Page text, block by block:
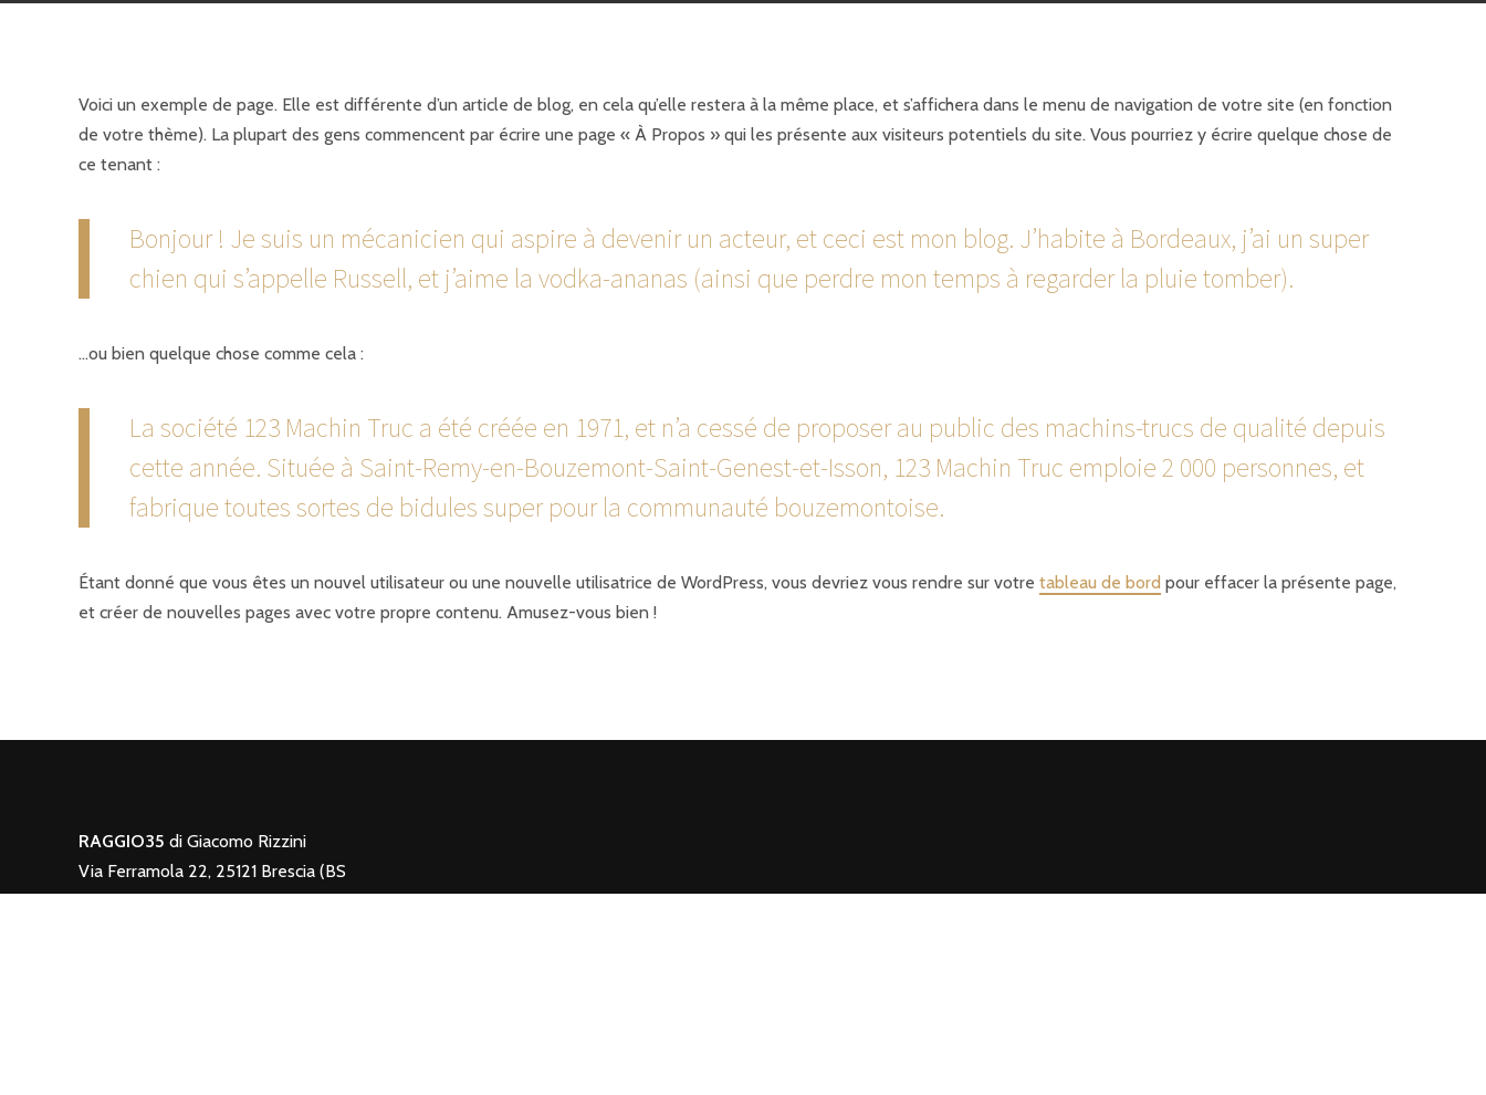
Voici un exemple de page. Elle est différente d’un article de blog, en cela qu’elle restera à la même place, et s’affichera dans le menu de navigation de votre site (en fonction
de votre thème). La plupart des gens commencent par écrire une page « À Propos » qui les présente aux visiteurs potentiels du site. Vous pourriez y écrire quelque chose de
ce tenant :
Bonjour ! Je suis un mécanicien qui aspire à devenir un acteur, et ceci est mon blog. J’habite à Bordeaux, j’ai un super
chien qui s’appelle Russell, et j’aime la vodka-ananas (ainsi que perdre mon temps à regarder la pluie tomber).
…ou bien quelque chose comme cela :
La société 123 Machin Truc a été créée en 1971, et n’a cessé de proposer au public des machins-trucs de qualité depuis
cette année. Située à Saint-Remy-en-Bouzemont-Saint-Genest-et-Isson, 123 Machin Truc emploie 2 000 personnes, et
fabrique toutes sortes de bidules super pour la communauté bouzemontoise.
Étant donné que vous êtes un nouvel utilisateur ou une nouvelle utilisatrice de WordPress, vous devriez vous rendre sur votre tableau de bord pour effacer la présente page,
et créer de nouvelles pages avec votre propre contenu. Amusez-vous bien !
RAGGIO35 di Giacomo Rizzini
Via Ferramola 22, 25121 Brescia (BS
Tel.030 2400531- Mail:info@raggio35.it